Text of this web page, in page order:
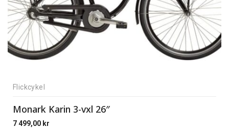
Flickcykel
Monark Karin 3-vxl 26″
7 499,00 kr